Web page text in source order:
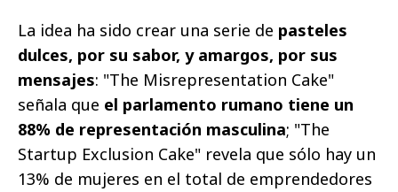
La idea ha sido crear una serie de pasteles
dulces, por su sabor, y amargos, por sus
mensajes: "The Misrepresentation Cake"
señala que el parlamento rumano tiene un
88% de representación masculina; "The
Startup Exclusion Cake" revela que sólo hay un
13% de mujeres en el total de emprendedores